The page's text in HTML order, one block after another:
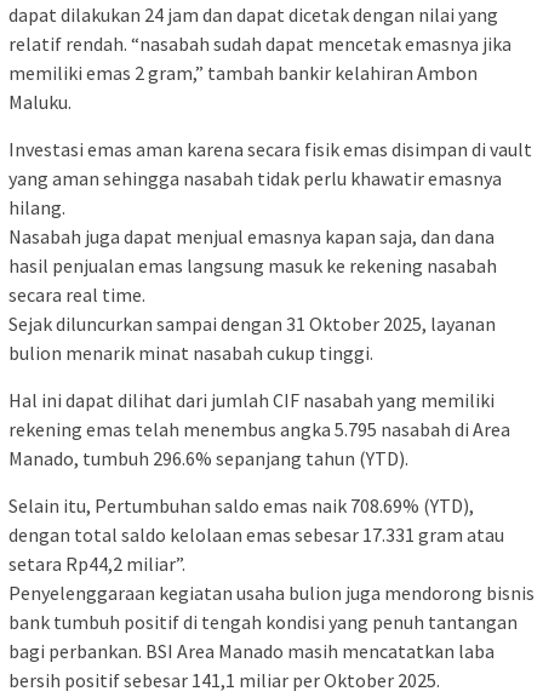
dapat dilakukan 24 jam dan dapat dicetak dengan nilai yang
relatif rendah. “nasabah sudah dapat mencetak emasnya jika
memiliki emas 2 gram,” tambah bankir kelahiran Ambon
Maluku.
Investasi emas aman karena secara fisik emas disimpan di vault
yang aman sehingga nasabah tidak perlu khawatir emasnya
hilang.
Nasabah juga dapat menjual emasnya kapan saja, dan dana
hasil penjualan emas langsung masuk ke rekening nasabah
secara real time.
Sejak diluncurkan sampai dengan 31 Oktober 2025, layanan
bulion menarik minat nasabah cukup tinggi.
Hal ini dapat dilihat dari jumlah CIF nasabah yang memiliki
rekening emas telah menembus angka 5.795 nasabah di Area
Manado, tumbuh 296.6% sepanjang tahun (YTD).
Selain itu, Pertumbuhan saldo emas naik 708.69% (YTD),
dengan total saldo kelolaan emas sebesar 17.331 gram atau
setara Rp44,2 miliar”.
Penyelenggaraan kegiatan usaha bulion juga mendorong bisnis
bank tumbuh positif di tengah kondisi yang penuh tantangan
bagi perbankan. BSI Area Manado masih mencatatkan laba
bersih positif sebesar 141,1 miliar per Oktober 2025.